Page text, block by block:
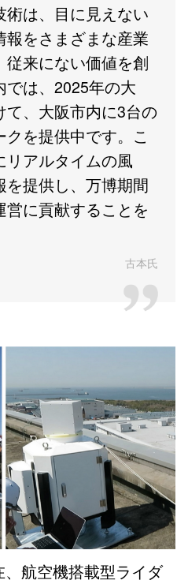
術は、目に見えない
報をさまざまな産業
従来にない価値を創
は、2025年の大
、大阪市内に3台の
を提供中です。こ
アルタイムの風
提供し、万博期間
に貢献することを
古本氏
航空機搭載型ライダ